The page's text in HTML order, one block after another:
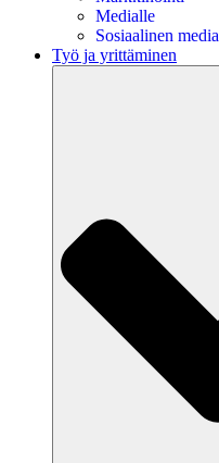
Medialle
Sosiaalinen media
Työ ja yrittäminen